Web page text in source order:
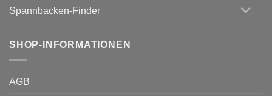
Spannbacken-Finder
SHOP-INFORMATIONEN
AGB